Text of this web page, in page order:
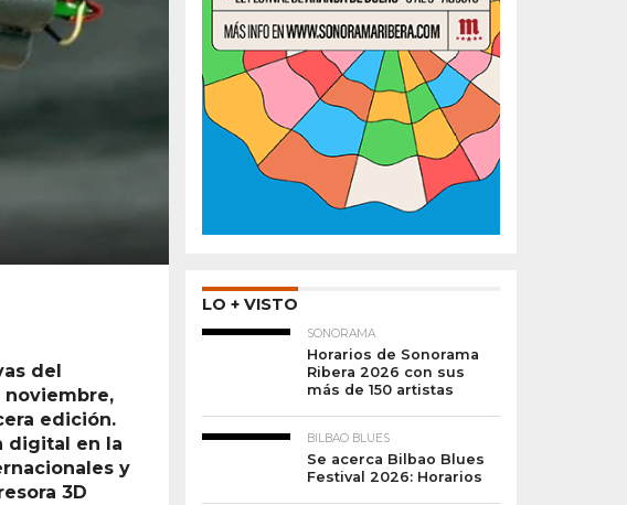
del
noviembre,
edición.
digital en la
y
3D
LO + VISTO
SONORAMA
Horarios de Sonorama
Ribera 2026 con sus
más de 150 artistas
BILBAO BLUES
Se acerca Bilbao Blues
Festival 2026: Horarios